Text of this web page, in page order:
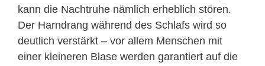
kann die Nachtruhe nämlich erheblich stören.
Der Harndrang während des Schlafs wird so
deutlich verstärkt – vor allem Menschen mit
einer kleineren Blase werden garantiert auf die